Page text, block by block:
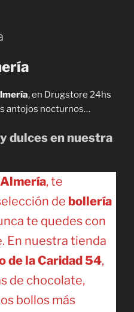
, en Drugstore 24hs
antojos nocturnos…
dulces en nuestra
, te
de bollería
te quedes con
En nuestra tienda
de la Caridad 54,
de chocolate,
bollos más